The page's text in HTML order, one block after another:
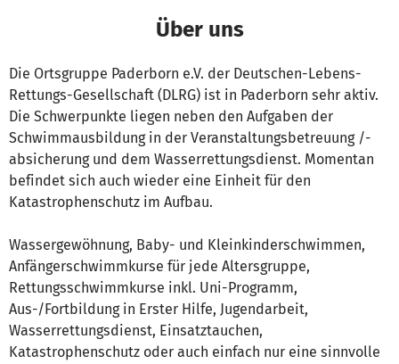
Über uns
Die Ortsgruppe Paderborn e.V. der Deutschen-Lebens-
Rettungs-Gesellschaft (DLRG) ist in Paderborn sehr aktiv.
Die Schwerpunkte liegen neben den Aufgaben der
Schwimmausbildung in der Veranstaltungsbetreuung /-
absicherung und dem Wasserrettungsdienst. Momentan
befindet sich auch wieder eine Einheit für den
Katastrophenschutz im Aufbau.
Wassergewöhnung, Baby- und Kleinkinderschwimmen,
Anfängerschwimmkurse für jede Altersgruppe,
Rettungsschwimmkurse inkl. Uni-Programm,
Aus-/Fortbildung in Erster Hilfe, Jugendarbeit,
Wasserrettungsdienst, Einsatztauchen,
Katastrophenschutz oder auch einfach nur eine sinnvolle